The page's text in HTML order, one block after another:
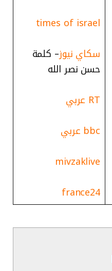
times of israel
سكاي نيوز– كلمة
حسن نصر الله
RT عربي
bbc عربي
mivzaklive
france24